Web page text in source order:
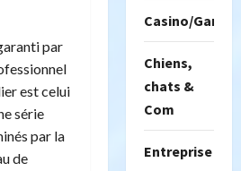
par
est celui
série
par la
de
Casino/
Chiens,
chats &
Com
Entreprise